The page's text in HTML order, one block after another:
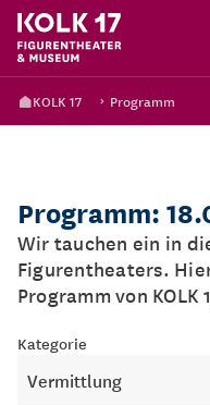
KOLK 17 Programm
Programm:
Wir tauchen ein in
Figurentheaters.
Programm von
Kategorie
Vermittlung